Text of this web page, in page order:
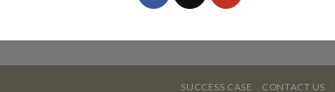
SUCCESS CASE CONTACT US